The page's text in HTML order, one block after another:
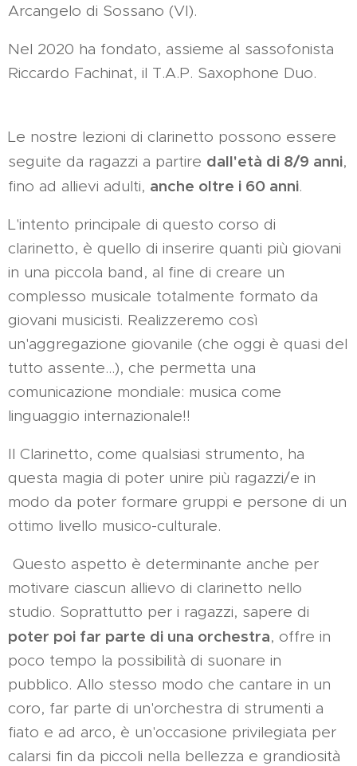
Arcangelo di Sossano (VI).
Nel 2020 ha fondato, assieme al sassofonista
Riccardo Fachinat, il T.A.P. Saxophone Duo.
Le nostre lezioni di clarinetto possono essere
seguite da ragazzi a partire dall'età di 8/9 anni,
fino ad allievi adulti, anche oltre i 60 anni.
L'intento principale di questo corso di
clarinetto, è quello di inserire quanti più giovani
in una piccola band, al fine di creare un
complesso musicale totalmente formato da
giovani musicisti. Realizzeremo così
un'aggregazione giovanile (che oggi è quasi del
tutto assente…), che permetta una
comunicazione mondiale: musica come
linguaggio internazionale!!
Il Clarinetto, come qualsiasi strumento, ha
questa magia di poter unire più ragazzi/e in
modo da poter formare gruppi e persone di un
ottimo livello musico-culturale.
Questo aspetto è determinante anche per
motivare ciascun allievo di clarinetto nello
studio. Soprattutto per i ragazzi, sapere di
poter poi far parte di una orchestra, offre in
poco tempo la possibilità di suonare in
pubblico. Allo stesso modo che cantare in un
coro, far parte di un'orchestra di strumenti a
fiato e ad arco, è un'occasione privilegiata per
calarsi fin da piccoli nella bellezza e grandiosità